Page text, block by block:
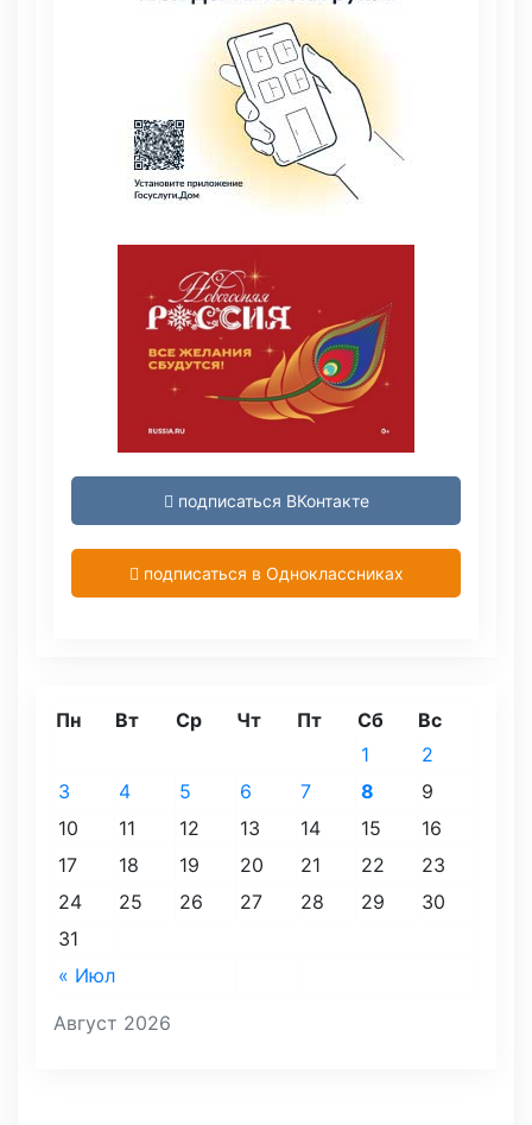
подписаться ВКонтакте
подписаться в Одноклассниках
Август 2026
Пн Вт Ср Чт Пт Сб Вс
« Июл
1
2
3
4 5 6 7 8
9
10
11 12 13 14 15
16
17
18 19 20 21 22
23
24
25 26 27 28 29
30
31